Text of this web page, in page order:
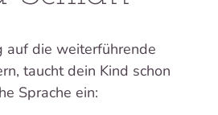
auf die weiterführende
taucht dein Kind schon
Sprache ein: